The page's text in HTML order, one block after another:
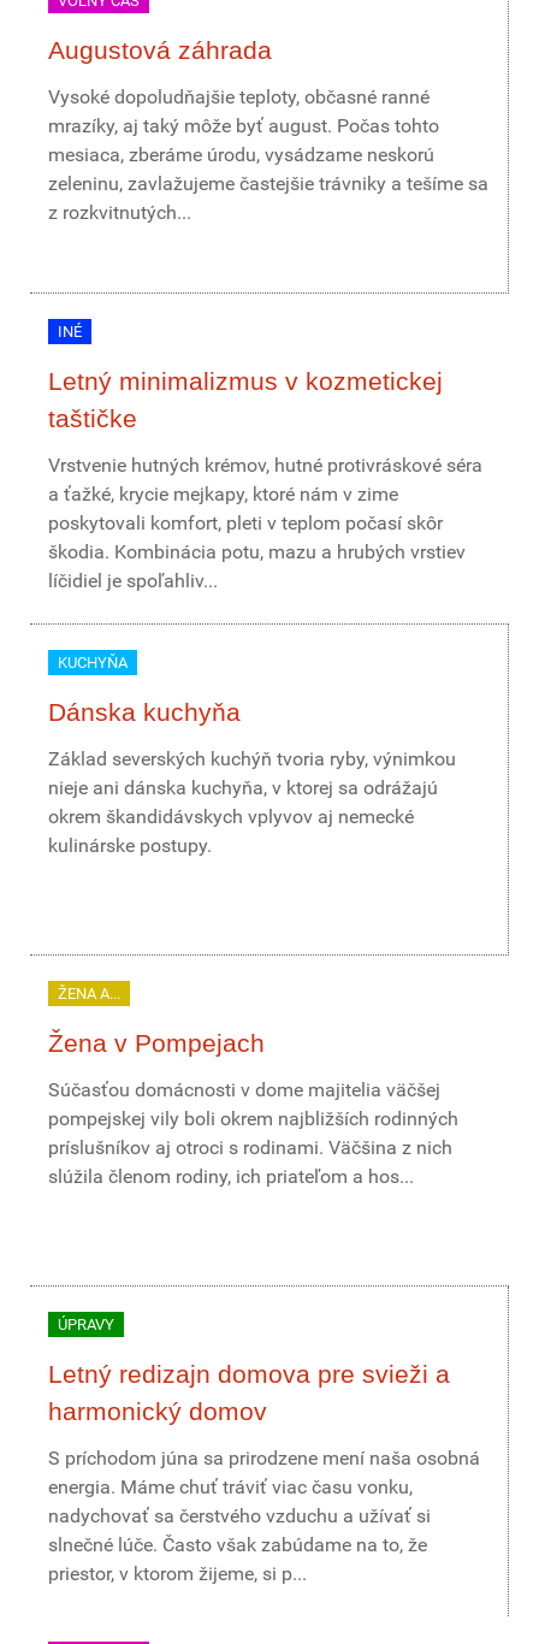
Augustová záhrada
Vysoké dopoludňajšie teploty, občasné ranné
mrazíky, aj taký môže byť august. Počas tohto
mesiaca, zberáme úrodu, vysádzame neskorú
zeleninu, zavlažujeme častejšie trávniky a tešíme sa
z rozkvitnutých...
INÉ
Letný minimalizmus v kozmetickej
taštičke
Vrstvenie hutných krémov, hutné protivráskové séra
a ťažké, krycie mejkapy, ktoré nám v zime
poskytovali komfort, pleti v teplom počasí skôr
škodia. Kombinácia potu, mazu a hrubých vrstiev
líčidiel je spoľahliv...
KUCHYŇA
Dánska kuchyňa
Základ severských kuchýň tvoria ryby, výnimkou
nieje ani dánska kuchyňa, v ktorej sa odrážajú
okrem škandidávskych vplyvov aj nemecké
kulinárske postupy.
ŽENA A...
Žena v Pompejach
Súčasťou domácnosti v dome majitelia väčšej
pompejskej vily boli okrem najbližších rodinných
príslušníkov aj otroci s rodinami. Väčšina z nich
slúžila členom rodiny, ich priateľom a hos...
ÚPRAVY
Letný redizajn domova pre svieži a
harmonický domov
S príchodom júna sa prirodzene mení naša osobná
energia. Máme chuť tráviť viac času vonku,
nadychovať sa čerstvého vzduchu a užívať si
slnečné lúče. Často však zabúdame na to, že
priestor, v ktorom žijeme, si p...